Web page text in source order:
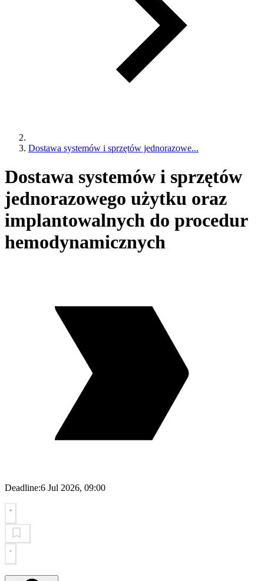
Dostawa systemów i sprzętów jednorazowe...
Dostawa systemów i sprzętów
jednorazowego użytku oraz
implantowalnych do procedur
hemodynamicznych
Deadline:6 Jul 2026, 09:00